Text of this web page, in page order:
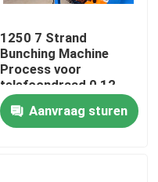
1250 7 Strand
Bunching Machine
Process voor
telefoondraad 0,12
mm
Aanvraag sturen